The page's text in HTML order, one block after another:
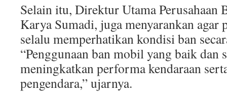
Selain itu, Direktur Utama Perusahaan
Karya Sumadi, juga menyarankan agar
selalu memperhatikan kondisi ban
“Penggunaan ban mobil yang baik dan
meningkatkan performa kendaraan
pengendara,” ujarnya.